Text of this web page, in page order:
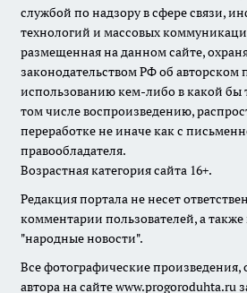
службой по надзору в сфере связи,
технологий и массовых
размещенная на данном сайте,
законодательством РФ об авторском
использованию кем-либо в какой бы
том числе воспроизведению,
переработке не иначе как с
правообладателя.
Возрастная категория сайта 16+.
Редакция портала не несет
комментарии пользователей, а
"народные новости".
Все фотографические
автора на сайте